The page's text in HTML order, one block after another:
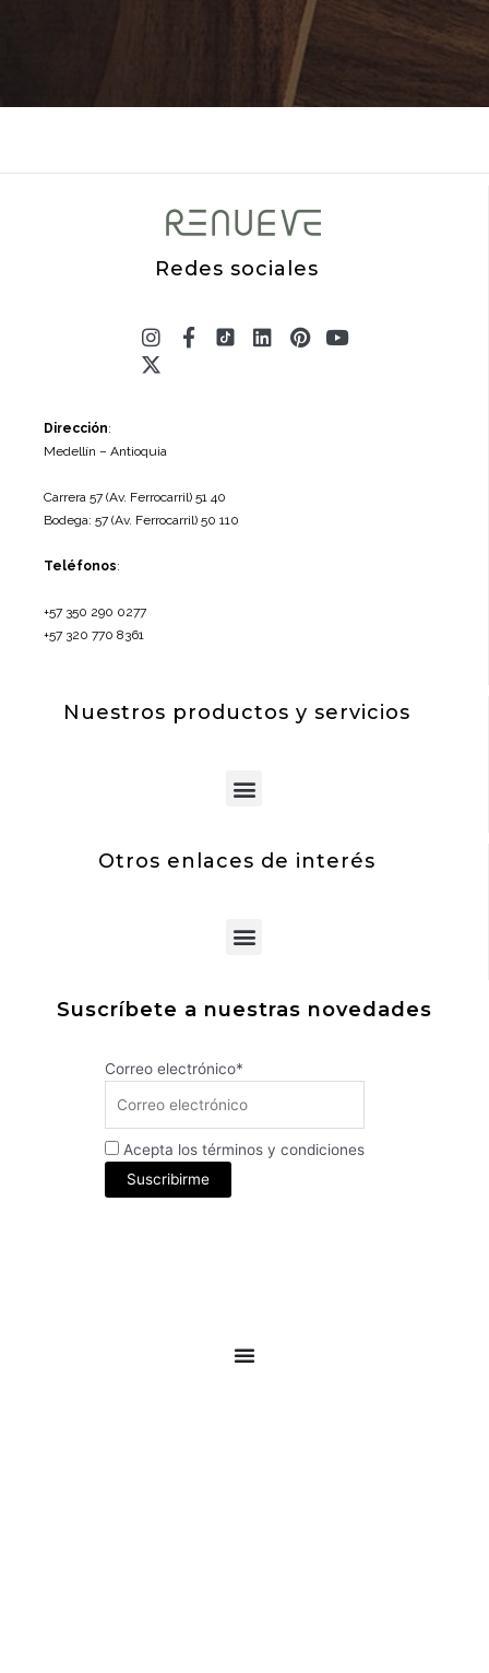
Redes sociales
Instagram
Facebook-
f
Linkedin
Pinterest
Youtube
X-
twitter
Dirección:
Medellín – Antioquia
Carrera 57 (Av. Ferrocarril) 51 40
Bodega: 57 (Av. Ferrocarril) 50 110
Teléfonos:
+57 350 290 0277
+57 320 770 8361
Nuestros productos y servicios
Menu
Otros enlaces de interés
Menu
Suscríbete a nuestras novedades
Correo electrónico*
Acepta los términos y condiciones